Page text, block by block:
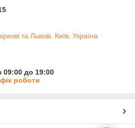
та Львові, Київ, Україна
09:00 до 19:00
роботи